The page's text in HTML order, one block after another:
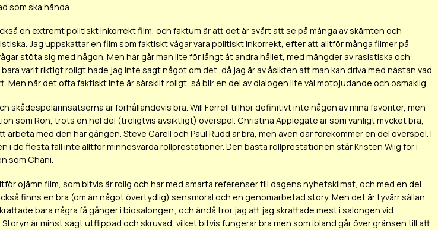
som ska hända.
en extremt politiskt inkorrekt film, och faktum är att det är svårt att se på många av skämten och
Jag uppskattar en film som faktiskt vågar vara politiskt inkorrekt, efter att alltför många filmer på
stöta sig med någon. Men här går man lite för långt åt andra hållet, med mängder av rasistiska och
varit riktigt roligt hade jag inte sagt något om det, då jag är av åsikten att man kan driva med nästan vad
Men när det ofta faktiskt inte är särskilt roligt, så blir en del av dialogen lite väl motbjudande och osmaklig.
skådespelarinsatserna är förhållandevis bra. Will Ferrell tillhör definitivt inte någon av mina favoriter, men
som Ron, trots en hel del (troligtvis avsiktligt) överspel. Christina Applegate är som vanligt mycket bra,
med den här gången. Steve Carell och Paul Rudd är bra, men även där förekommer en del överspel. I
i de flesta fall inte alltför minnesvärda rollprestationer. Den bästa rollprestationen står Kristen Wiig för i
som Chani.
ojämn film, som bitvis är rolig och har med smarta referenser till dagens nyhetsklimat, och med en del
finns en bra (om än något övertydlig) sensmoral och en genomarbetad story. Men det är tyvärr sällan
bara några få gånger i biosalongen; och ändå tror jag att jag skrattade mest i salongen vid
är minst sagt utflippad och skruvad, vilket bitvis fungerar bra men som ibland går över gränsen till att